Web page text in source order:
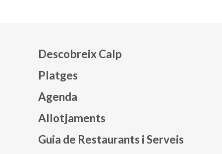
Descobreix Calp
Platges
Agenda
Allotjaments
Guia de Restaurants i Serveis